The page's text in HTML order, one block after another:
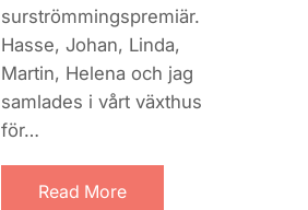
surströmmingspremiär.
Hasse, Johan, Linda,
Martin, Helena och jag
samlades i vårt växthus
för…
Read More